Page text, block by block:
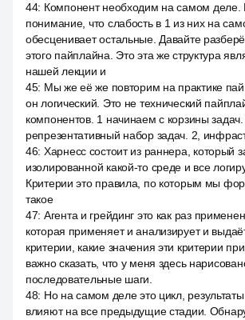
44: Компонент необходим на самом деле.
понимание, что слабость в 1 из них на
обесценивает остальные. Давайте
этого пайплайна. Это эта же структура
нашей лекции и
45: Мы же её же повторим на практике
он логический. Это не технический
компонентов. 1 начинаем с корзины
репрезентативный набор задач. 2,
46: Харнесс состоит из раннера, который
изолированной какой-то среде и все
Критерии это правила, по которым мы
такое
47: Агента и грейдинг это как раз
которая применяет и анализирует и
критерии, какие значения эти критерии
важно сказать, что у меня здесь
последовательные шаги.
48: Но на самом деле это цикл, результаты
влияют на все предыдущие стадии.